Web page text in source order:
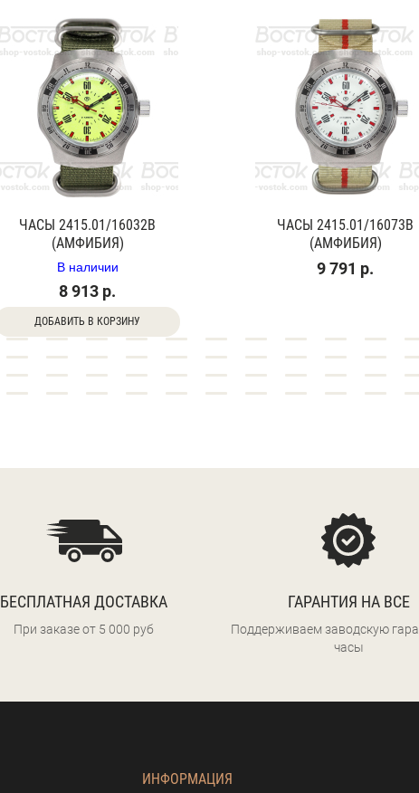
ЧАСЫ 2415.01/16032В
(АМФИБИЯ)
В наличии
8 913 р.
ДОБАВИТЬ В КОРЗИНУ
ЧАСЫ 2415.01/16073В
(АМФИБИЯ)
9 791 р.
БЕСПЛАТНАЯ ДОСТАВКА
При заказе от 5 000 руб
ГАРАНТИЯ НА ВСЕ
Поддерживаем заводскую
часы
ИНФОРМАЦИЯ